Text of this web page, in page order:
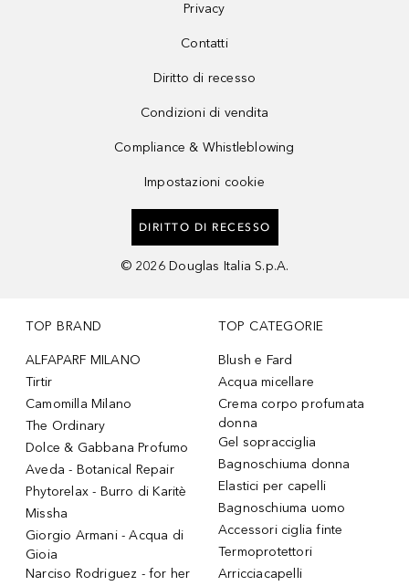
Privacy
Contatti
Diritto di recesso
Condizioni di vendita
Compliance & Whistleblowing
Impostazioni cookie
DIRITTO DI RECESSO
© 2026 Douglas Italia S.p.A.
TOP BRAND
ALFAPARF MILANO
Tirtir
Camomilla Milano
The Ordinary
Dolce & Gabbana Profumo
Aveda - Botanical Repair
Phytorelax - Burro di Karitè
Missha
Giorgio Armani - Acqua di
Gioia
Narciso Rodriguez - for her
TOP CATEGORIE
Blush e Fard
Acqua micellare
Crema corpo profumata
donna
Gel sopracciglia
Bagnoschiuma donna
Elastici per capelli
Bagnoschiuma uomo
Accessori ciglia finte
Termoprotettori
Arricciacapelli